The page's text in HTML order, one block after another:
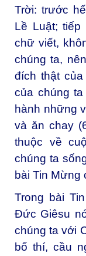
Trời: trước
Lề Luật;
chữ viết,
chúng ta,
đích thật
của chúng
hành những
và ăn chay
thuộc về
chúng ta
bài Tin Mừng
Trong bài
Đức Giêsu
chúng ta với
bố thí, cầu